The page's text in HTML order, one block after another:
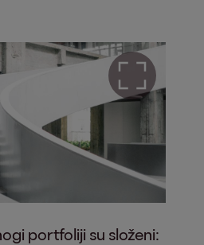
portfoliji su složeni: